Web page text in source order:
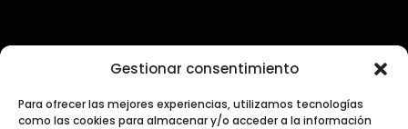
Gestionar consentimiento
Para ofrecer las mejores experiencias, utilizamos tecnologías
como las cookies para almacenar y/o acceder a la información
Contacto
PRENSA Y COMUNICACIÓN